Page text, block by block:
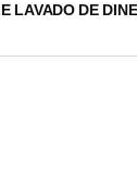
LAVADO DE